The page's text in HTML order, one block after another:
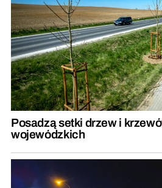
Posadzą setki drzew i
wojewódzkich